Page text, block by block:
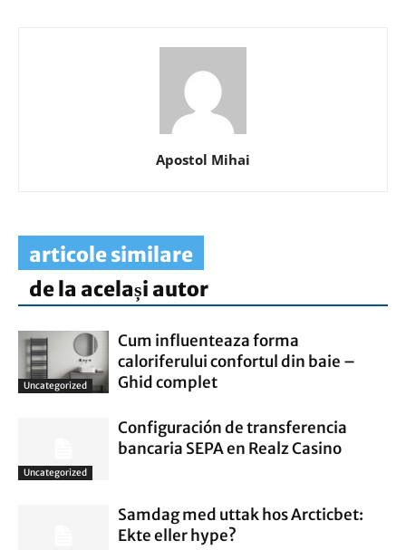
Apostol Mihai
articole similare
de la același autor
Uncategorized
Cum influenteaza forma
caloriferului confortul din baie –
Ghid complet
Uncategorized
Configuración de transferencia
bancaria SEPA en Realz Casino
Samdag med uttak hos Arcticbet:
Ekte eller hype?